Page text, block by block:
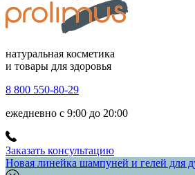
натуральная косметика
и товары для здоровья
8 800 550-80-29
ежедневно с 9:00 до 20:00
Заказать консультацию
Новая линейка шампуней и гелей для